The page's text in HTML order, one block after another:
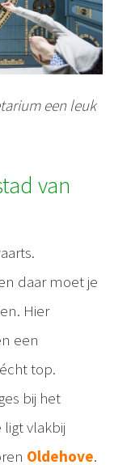
een leuk
van
daar moet je
Hier
een
top.
bij het
vlakbij
Oldehove.